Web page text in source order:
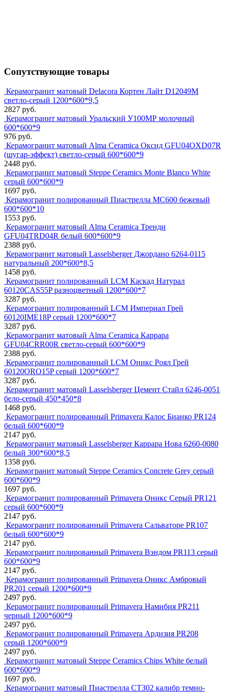
Сопутствующие товары
Керамогранит матовый Delacora Кортен Лайт D12049M
светло-серый 1200*600*9,5
2827 руб.
Керамогранит матовый Уральский У100МР молочный
600*600*9
976 руб.
Керамогранит матовый Alma Ceramica Оксид GFU04OXD07R
(шугар-эффект) светло-серый 600*600*9
2448 руб.
Керамогранит матовый Steppe Ceramics Monte Blanco White
серый 600*600*9
1697 руб.
Керамогранит полированный Пиастрелла МС600 бежевый
600*600*10
1553 руб.
Керамогранит матовый Alma Ceramica Тренди
GFU04TRD04R белый 600*600*9
2388 руб.
Керамогранит матовый Lasselsberger Джордано 6264-0115
натуральный 200*600*8,5
1458 руб.
Керамогранит полированный LCM Каскад Натурал
60120CAS55P разноцветный 1200*600*7
3287 руб.
Керамогранит полированный LCM Империал Грей
60120IME18P серый 1200*600*7
3287 руб.
Керамогранит матовый Alma Ceramica Каррара
GFU04CRR00R светло-серый 600*600*9
2388 руб.
Керамогранит полированный LCM Оникс Роял Грей
60120ORO15P серый 1200*600*7
3287 руб.
Керамогранит матовый Lasselsberger Цемент Стайл 6246-0051
бело-серый 450*450*8
1468 руб.
Керамогранит полированный Primavera Калос Бианко PR124
белый 600*600*9
2147 руб.
Керамогранит матовый Lasselsberger Каррара Нова 6260-0080
белый 300*600*8,5
1358 руб.
Керамогранит матовый Steppe Ceramics Concrete Grey серый
600*600*9
1697 руб.
Керамогранит полированный Primavera Оникс Серый PR121
серый 600*600*9
2147 руб.
Керамогранит полированный Primavera Сальваторе PR107
белый 600*600*9
2147 руб.
Керамогранит полированный Primavera Вэндом PR113 серый
600*600*9
2147 руб.
Керамогранит полированный Primavera Оникс Амбровый
PR201 серый 1200*600*9
2497 руб.
Керамогранит полированный Primavera Намибия PR211
черный 1200*600*9
2497 руб.
Керамогранит полированный Primavera Ардизия PR208
серый 1200*600*9
2497 руб.
Керамогранит матовый Steppe Ceramics Chips White белый
600*600*9
1697 руб.
Керамогранит матовый Пиастрелла СТ302 калибр темно-